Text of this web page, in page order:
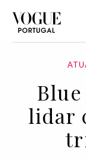
lidar